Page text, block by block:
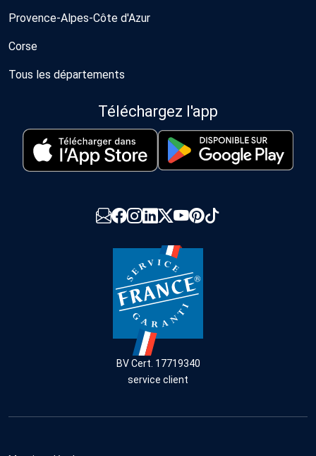
Provence-Alpes-Côte d'Azur
Corse
Tous les départements
Téléchargez l'app
BV Cert. 17719340
service client